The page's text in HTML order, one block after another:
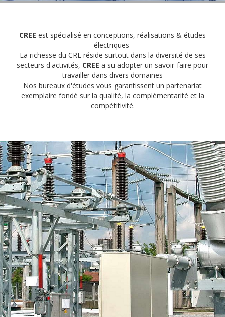
CREE est spécialisé en conceptions, réalisations & études
électriques
La richesse du CRE réside surtout dans la diversité de ses
secteurs d'activités, CREE a su adopter un savoir-faire pour
travailler dans divers domaines
Nos bureaux d'études vous garantissent un partenariat
exemplaire fondé sur la qualité, la complémentarité et la
compétitivité.